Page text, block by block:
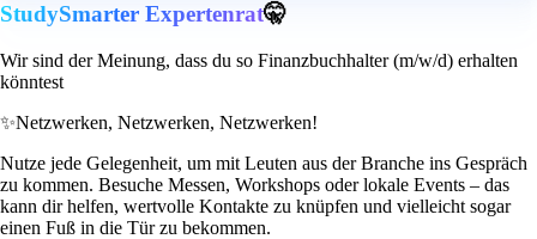
StudySmarter Expertenrat🤫
Wir sind der Meinung, dass du so Finanzbuchhalter (m/w/d) erhalten
könntest
✨Netzwerken, Netzwerken, Netzwerken!
Nutze jede Gelegenheit, um mit Leuten aus der Branche ins Gespräch
zu kommen. Besuche Messen, Workshops oder lokale Events – das
kann dir helfen, wertvolle Kontakte zu knüpfen und vielleicht sogar
einen Fuß in die Tür zu bekommen.